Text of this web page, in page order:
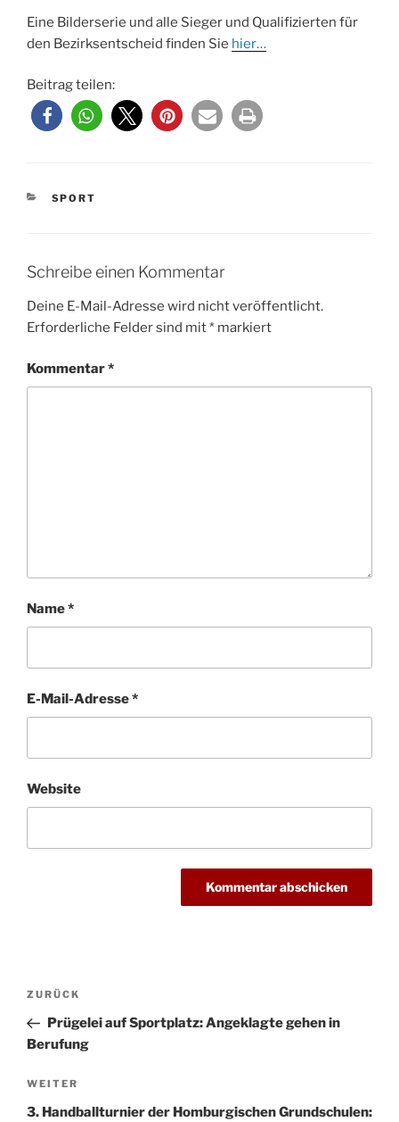
Eine Bilderserie und alle Sieger und Qualifizierten für
den Bezirksentscheid finden Sie hier…
Beitrag teilen:
KATEGORIEN
SPORT
Schreibe einen Kommentar
Deine E-Mail-Adresse wird nicht veröffentlicht.
Erforderliche Felder sind mit* markiert
Kommentar*
Name*
E-Mail-Adresse*
Website
Beitragsnavigation
Vorheriger
Beitrag
ZURÜCK
Prügelei auf Sportplatz: Angeklagte gehen in
Berufung
Nächster
Beitrag
WEITER
3. Handballturnier der Homburgischen Grundschulen: